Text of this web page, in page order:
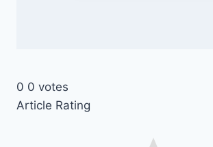
0 0 votes
Article Rating